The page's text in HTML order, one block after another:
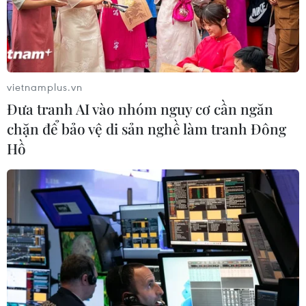
Theo dõi VietnamPlus
TIN LIÊN QUAN
vietnamplus.vn
Đưa tranh AI vào nhóm nguy cơ cần ngăn
chặn để bảo vệ di sản nghề làm tranh Đông
Hồ